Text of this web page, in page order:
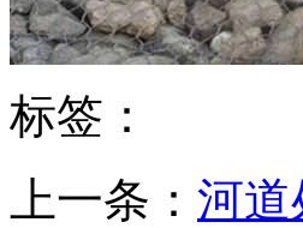
标签：
上一条： 河道